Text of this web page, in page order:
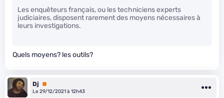
Les enquêteurs français, ou les techniciens experts
judiciaires, disposent rarement des moyens nécessaires à
leurs investigations.
Quels moyens? les outils?
Dj
Premium
Le 29/12/2021 à 12h43